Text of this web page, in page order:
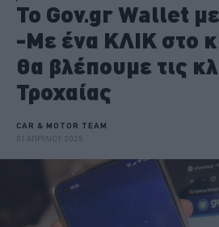
Το Gov.gr Wallet
-Με ένα ΚΛΙΚ στο
θα βλέπουμε τις
Τροχαίας
CAR & MOTOR TEAM
01 ΑΠΡΙΛΙΟΥ 2025